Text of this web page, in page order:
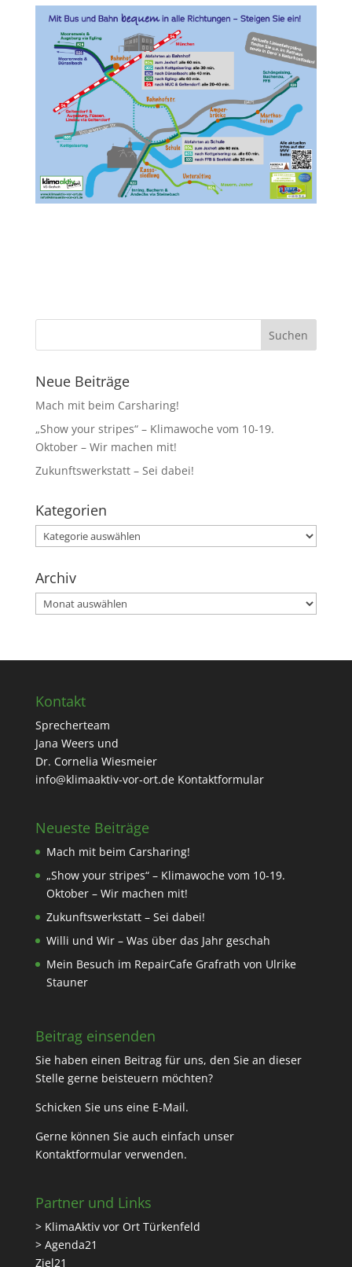
Neue Beiträge
Mach mit beim Carsharing!
„Show your stripes“ – Klimawoche vom 10-19.
Oktober – Wir machen mit!
Zukunftswerkstatt – Sei dabei!
Kategorien
Kategorien
Archiv
Archiv
Kontakt
Sprecherteam
Jana Weers und
Dr. Cornelia Wiesmeier
info@klimaaktiv-vor-ort.de Kontaktformular
Neueste Beiträge
Mach mit beim Carsharing!
„Show your stripes“ – Klimawoche vom 10-19.
Oktober – Wir machen mit!
Zukunftswerkstatt – Sei dabei!
Willi und Wir – Was über das Jahr geschah
Mein Besuch im RepairCafe Grafrath von Ulrike
Stauner
Beitrag einsenden
Sie haben einen Beitrag für uns, den Sie an dieser
Stelle gerne beisteuern möchten?
Schicken Sie uns eine E-Mail.
Gerne können Sie auch einfach unser
Kontaktformularverwenden.
Partner und Links
> KlimaAktiv vor Ort Türkenfeld
> Agenda21
Ziel21